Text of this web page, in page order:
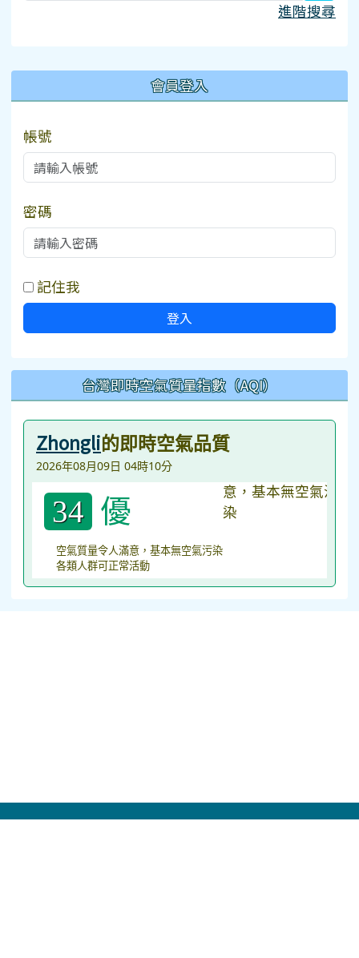
進階搜尋
會員登入
帳號
密碼
記住我
登入
台灣即時空氣質量指數（AQI）
Zhongli的即時空氣品質
2026年08月09日 04時10分
34 優
空氣質量令人滿意，基本無空氣污染
各類人群可正常活動